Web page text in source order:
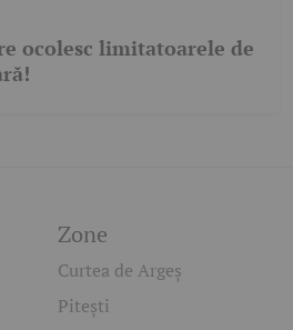
ocolesc limitatoarele de
Zone
Curtea de Argeș
Pitești